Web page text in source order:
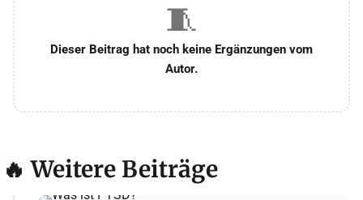
🧵
Dieser Beitrag hat noch keine Ergänzungen vom
Autor.
🔥 Weitere Beiträge